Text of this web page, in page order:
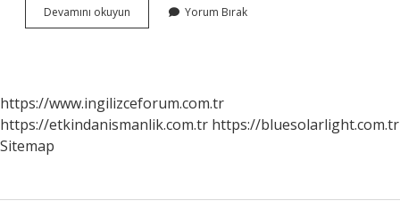
Devamını okuyun
Amacı
Yorum Bırak
https://www.ingilizceforum.com.tr
https://etkindanismanlik.com.tr https://bluesolarlight.com.tr
Sitemap